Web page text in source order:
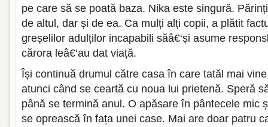
pe care să se poată baza. Nika este singură.
de altul, dar și de ea. Ca mulți alți copii, a plătit
greșelilor adulților incapabili săâ€‘și asume
cărora leâ€‘au dat viață.
Își continuă drumul către casa în care tatăl mai
atunci când se ceartă cu noua lui prietenă. Speră
până se termină anul. O apăsare în pântecele mic
se oprească în fața unei case. Mai are doar patru